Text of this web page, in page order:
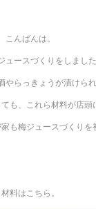
こんばんは。
ュースづくりをしました
らっきょうが漬けられ
も、これら材料が店頭
も梅ジュースづくりを
材料はこちら。